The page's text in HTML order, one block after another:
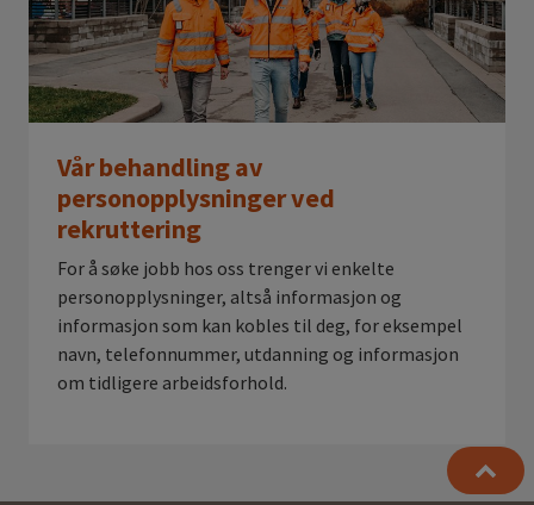
Vår behandling av
personopplysninger ved
rekruttering
For å søke jobb hos oss trenger vi enkelte
personopplysninger, altså informasjon og
informasjon som kan kobles til deg, for eksempel
navn, telefonnummer, utdanning og informasjon
om tidligere arbeidsforhold.